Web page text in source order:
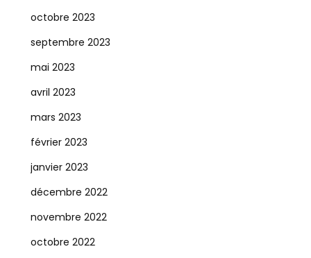
octobre 2023
septembre 2023
mai 2023
avril 2023
mars 2023
février 2023
janvier 2023
décembre 2022
novembre 2022
octobre 2022